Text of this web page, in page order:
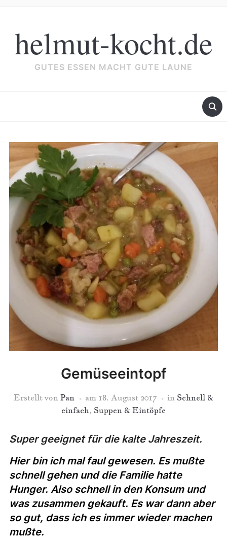
helmut-kocht.de
GUTES ESSEN MACHT GUTE LAUNE
Gemüseeintopf
Erstellt von Pan am 18. August 2017 in Schnell &
einfach, Suppen & Eintöpfe
Super geeignet für die kalte Jahreszeit.
Hier bin ich mal faul gewesen. Es mußte
schnell gehen und die Familie hatte
Hunger. Also schnell in den Konsum und
was zusammen gekauft. Es war dann aber
so gut, dass ich es immer wieder machen
mußte.